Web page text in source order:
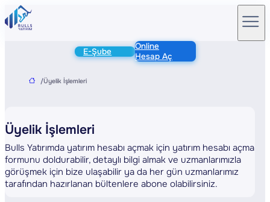
E-Şube
Online
Hesap Aç
/Üyelik İşlemleri
Üyelik İşlemleri
Bulls Yatırımda yatırım hesabı açmak için yatırım hesabı açma
formunu doldurabilir, detaylı bilgi almak ve uzmanlarımızla
görüşmek için bize ulaşabilir ya da her gün uzmanlarımız
tarafından hazırlanan bültenlere abone olabilirsiniz.